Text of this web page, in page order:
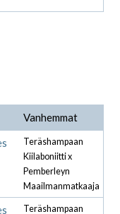
Vanhemmat
Teräshampaan
Kiilaboniitti x
Pemberleyn
Maailmanmatkaaja
Teräshampaan